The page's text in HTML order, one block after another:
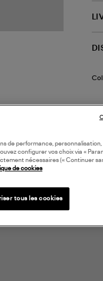
de performance,
configurer vos choix via «
nécessaires (« Continuer
de cookies
tous les cookies